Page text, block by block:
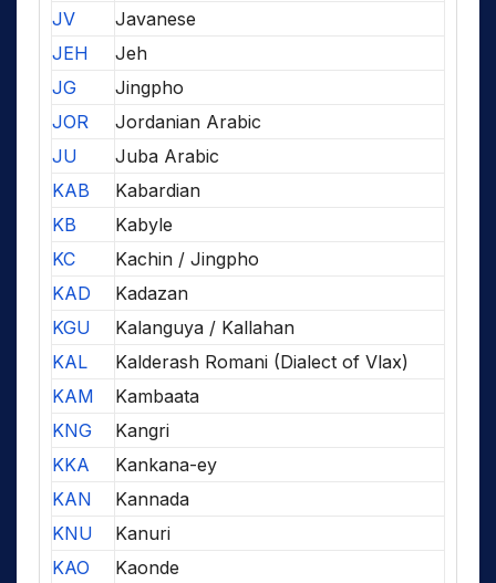
JV
Javanese
JEH
Jeh
JG
Jingpho
JOR
Jordanian Arabic
JU
Juba Arabic
KAB
Kabardian
KB
Kabyle
KC
Kachin / Jingpho
KAD
Kadazan
KGU
Kalanguya / Kallahan
KAL
Kalderash Romani (Dialect of Vlax)
KAM
Kambaata
KNG
Kangri
KKA
Kankana-ey
KAN
Kannada
KNU
Kanuri
KAO
Kaonde